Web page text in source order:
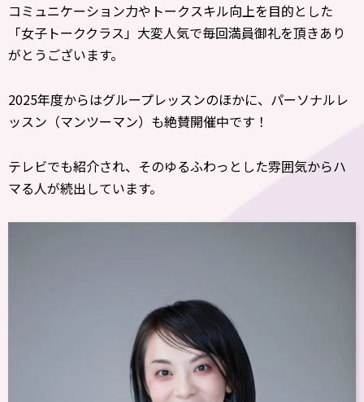
コミュニケーション力やトークスキル向上を目的とした
「女子トーククラス」大変人気で毎回満員御礼を頂きあり
がとうございます。
2025年度からはグループレッスンのほかに、パーソナルレ
ッスン（マンツーマン）も絶賛開催中です！
テレビでも紹介され、そのゆるふわっとした雰囲気からハ
マる人が続出しています。